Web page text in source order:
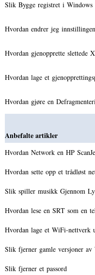
Slik Bygge registret i Windows
Hvordan endrer jeg
Hvordan gjenopprette slettede
Hvordan lage et
Hvordan gjøre en
Anbefalte artikler
Hvordan Network en HP
Hvordan sette opp et trådløst
Slik spiller musikk Gjennom
Hvordan lese en SRT som en
Hvordan lage et WiFi-
Slik fjerner gamle versjoner av
Slik fjerner et passord